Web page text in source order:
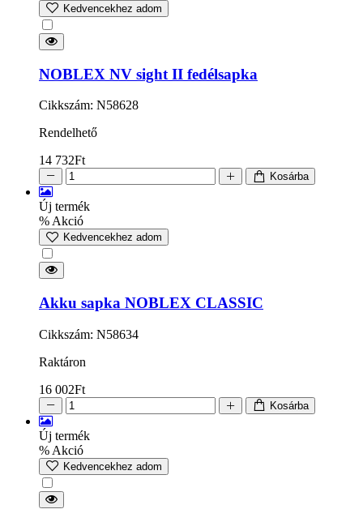
Kedvencekhez adom
NOBLEX NV sight II fedélsapka
Cikkszám: N58628
Rendelhető
14 732Ft
Kosárba
Új termék
% Akció
Kedvencekhez adom
Akku sapka NOBLEX CLASSIC
Cikkszám: N58634
Raktáron
16 002Ft
Kosárba
Új termék
% Akció
Kedvencekhez adom